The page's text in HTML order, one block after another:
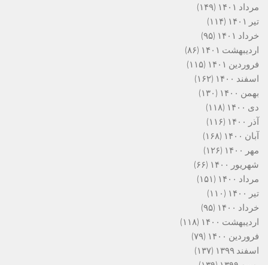
مرداد ۱۴۰۱
(۱۴۹)
تیر ۱۴۰۱
(۱۱۴)
خرداد ۱۴۰۱
(۹۵)
اردیبهشت ۱۴۰۱
(۸۶)
فروردین ۱۴۰۱
(۱۱۵)
اسفند ۱۴۰۰
(۱۶۲)
بهمن ۱۴۰۰
(۱۳۰)
دی ۱۴۰۰
(۱۱۸)
آذر ۱۴۰۰
(۱۱۶)
آبان ۱۴۰۰
(۱۶۸)
مهر ۱۴۰۰
(۱۲۶)
شهریور ۱۴۰۰
(۶۶)
مرداد ۱۴۰۰
(۱۵۱)
تیر ۱۴۰۰
(۱۱۰)
خرداد ۱۴۰۰
(۹۵)
اردیبهشت ۱۴۰۰
(۱۱۸)
فروردین ۱۴۰۰
(۷۹)
اسفند ۱۳۹۹
(۱۳۷)